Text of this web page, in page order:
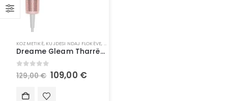
KOZMETIKË, KUJDESI NDAJ FLOKËVE, KUJDESI PERSONAL
Dreame Gleam Tharrëse e Flokëve | High-Speed Hair Dryer
out of 5
129,00€ 109,00 €